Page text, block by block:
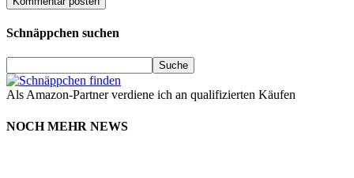
Schnäppchen suchen
Als Amazon-Partner verdiene ich an qualifizierten Käufen
NOCH MEHR NEWS